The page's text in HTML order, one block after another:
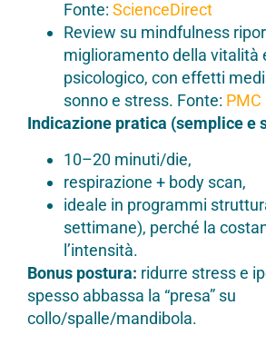
Fonte: ScienceDirect
Review su mindfulness
miglioramento della vitalità
psicologico, con effetti
sonno e stress. Fonte: PMC
Indicazione pratica (semplice e
10–20 minuti/die,
respirazione + body scan,
ideale in programmi
settimane), perché la
l’intensità.
Bonus postura: ridurre stress e
spesso abbassa la “presa” su
collo/spalle/mandibola.